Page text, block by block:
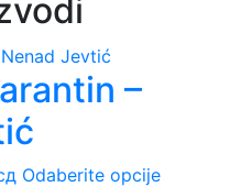
–
Raspon
Odaberite opcijeOvaj